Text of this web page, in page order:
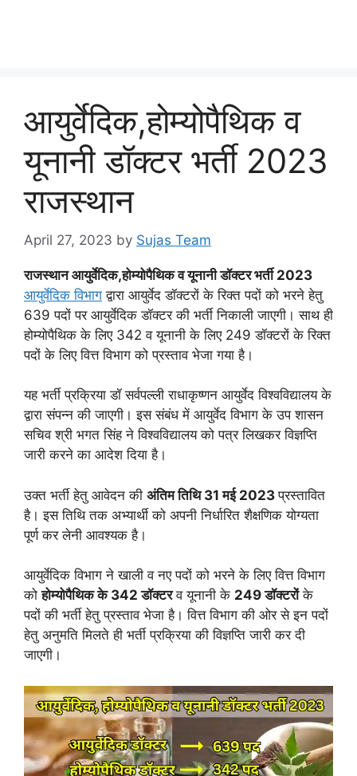
आयुर्वेदिक,होम्योपैथिक व
यूनानी डॉक्टर भर्ती 2023
राजस्थान
April 27, 2023 by Sujas Team
राजस्थान आयुर्वेदिक,होम्योपैथिक व यूनानी डॉक्टर भर्ती 2023
आयुर्वेदिक विभाग द्वारा आयुर्वेद डॉक्टरों के रिक्त पदों को भरने हेतु
639 पदों पर आयुर्वेदिक डॉक्टर की भर्ती निकाली जाएगी। साथ ही
होम्योपैथिक के लिए 342 व यूनानी के लिए 249 डॉक्टरों के रिक्त
पदों के लिए वित्त विभाग को प्रस्ताव भेजा गया है।
यह भर्ती प्रक्रिया डॉ सर्वपल्ली राधाकृष्णन आयुर्वेद विश्वविद्यालय के
द्वारा संपन्न की जाएगी। इस संबंध में आयुर्वेद विभाग के उप शासन
सचिव श्री भगत सिंह ने विश्वविद्यालय को पत्र लिखकर विज्ञप्ति
जारी करने का आदेश दिया है।
उक्त भर्ती हेतु आवेदन की अंतिम तिथि 31 मई 2023प्रस्तावित
है। इस तिथि तक अभ्यार्थी को अपनी निर्धारित शैक्षणिक योग्यता
पूर्ण कर लेनी आवश्यक है।
आयुर्वेदिक विभाग ने खाली व नए पदों को भरने के लिए वित्त विभाग
कोहोम्योपैथिक के 342 डॉक्टरव यूनानी के 249 डॉक्टरोंके
पदों की भर्ती हेतु प्रस्ताव भेजा है। वित्त विभाग की ओर से इन पदों
हेतु अनुमति मिलते ही भर्ती प्रक्रिया की विज्ञप्ति जारी कर दी
जाएगी।